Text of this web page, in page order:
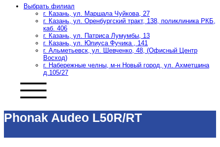
Выбрать филиал
г. Казань, ул. Маршала Чуйкова, 27
г. Казань, ул. Оренбургский тракт, 138, поликлиника РКБ,
каб. 406
г. Казань, ул. Патриса Лумумбы, 13
г. Казань, ул. Юлиуса Фучика , 141
г. Альметьевск, ул. Шевченко, 48, (Офисный Центр
Восход)
г. Набережные челны, м-н Новый город, ул. Ахметшина
д.105/27
Phonak Audeo L50R/RT